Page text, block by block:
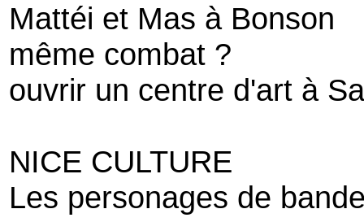
Mattéi et Mas à Bonson
même combat ?
ouvrir un centre d'art à
NICE CULTURE
Les personages de